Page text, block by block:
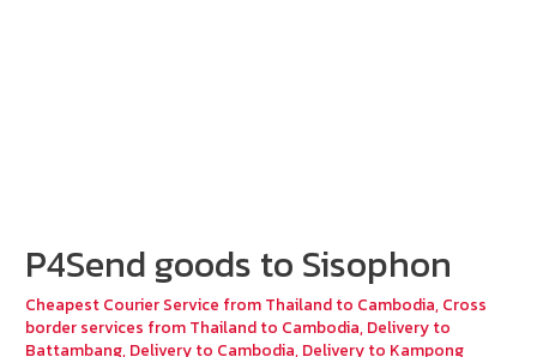
P4Send goods to Sisophon
Cheapest Courier Service from Thailand to Cambodia, Cross
border services from Thailand to Cambodia, Delivery to
Battambang, Delivery to Cambodia, Delivery to Kampong